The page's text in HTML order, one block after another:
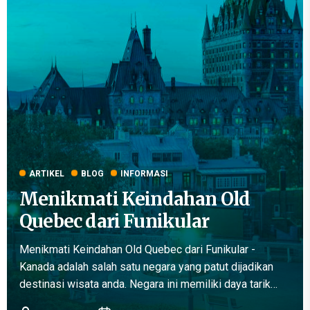
ARTIKEL BLOG INFORMASI
Menikmati Keindahan Old
Quebec dari Funikular
Menikmati Keindahan Old Quebec dari Funikular -
Kanada adalah salah satu negara yang patut dijadikan
destinasi wisata anda. Negara ini memiliki daya tarik
berupa pemandangan alam yang sangat indah. Selain itu,